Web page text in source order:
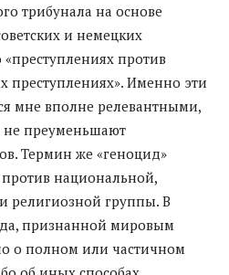
трибунала на основе
и немецких
против
преступлениях». Именно эти
мне вполне релевантными,
не преуменьшают
Термин же «геноцид»
национальной,
религиозной группы. В
признанной мировым
о полном или частичном